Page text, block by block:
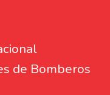
de Bomberos